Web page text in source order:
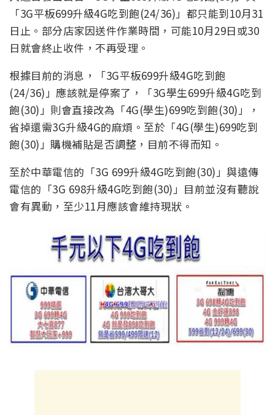
「3G平板699升級4G吃到飽(24/36)」都只能到10月31
日止。部分店家因送件作業時間，可能10月29日或30
日就會終止收件，不再受理。
根據目前的消息，「3G平板699升級4G吃到飽
(24/36)」應該就是停案了，「3G學生699升級4G吃到
飽(30)」則會直接改為「4G(學生)699吃到飽(30)」，
省掉還需3G升級4G的麻煩。至於「4G(學生)699吃到
飽(30)」購機補貼是否調整，目前不得而知。
至於中華電信的「3G 699升級4G吃到飽(30)」與遠傳
電信的「3G 698升級4G吃到飽(30)」目前並沒有聽說
會有異動，至少11月應該會維持現狀。